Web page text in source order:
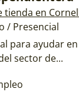
tienda en
/ Presencial
para ayudar
sector de...